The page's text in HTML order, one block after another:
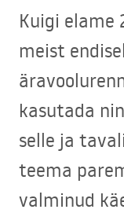
Kuigi elame
meist
kasutada
selle ja
teema
valminud